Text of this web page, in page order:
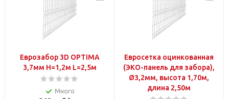
Еврозабор 3D OPTIMA
3,7мм H=1,2м L=2,5м
Много
Евросетка оцинкованная
(ЭКО-панель для забора),
Ø3,2мм, высота 1,70м,
длина 2,50м